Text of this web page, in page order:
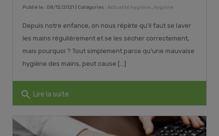
Publié le : 08/12/2021 | Catégories : Actualité hygiène , Hygiène
Depuis notre enfance, on nous répète qu’il faut se laver
les mains régulièrement et se les sécher correctement,
mais pourquoi ? Tout simplement parce qu’une mauvaise
hygiène des mains, peut cause [...]
search Lire la suite